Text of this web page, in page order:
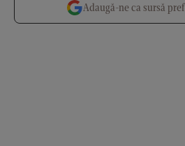
Adaugă-ne ca sursă